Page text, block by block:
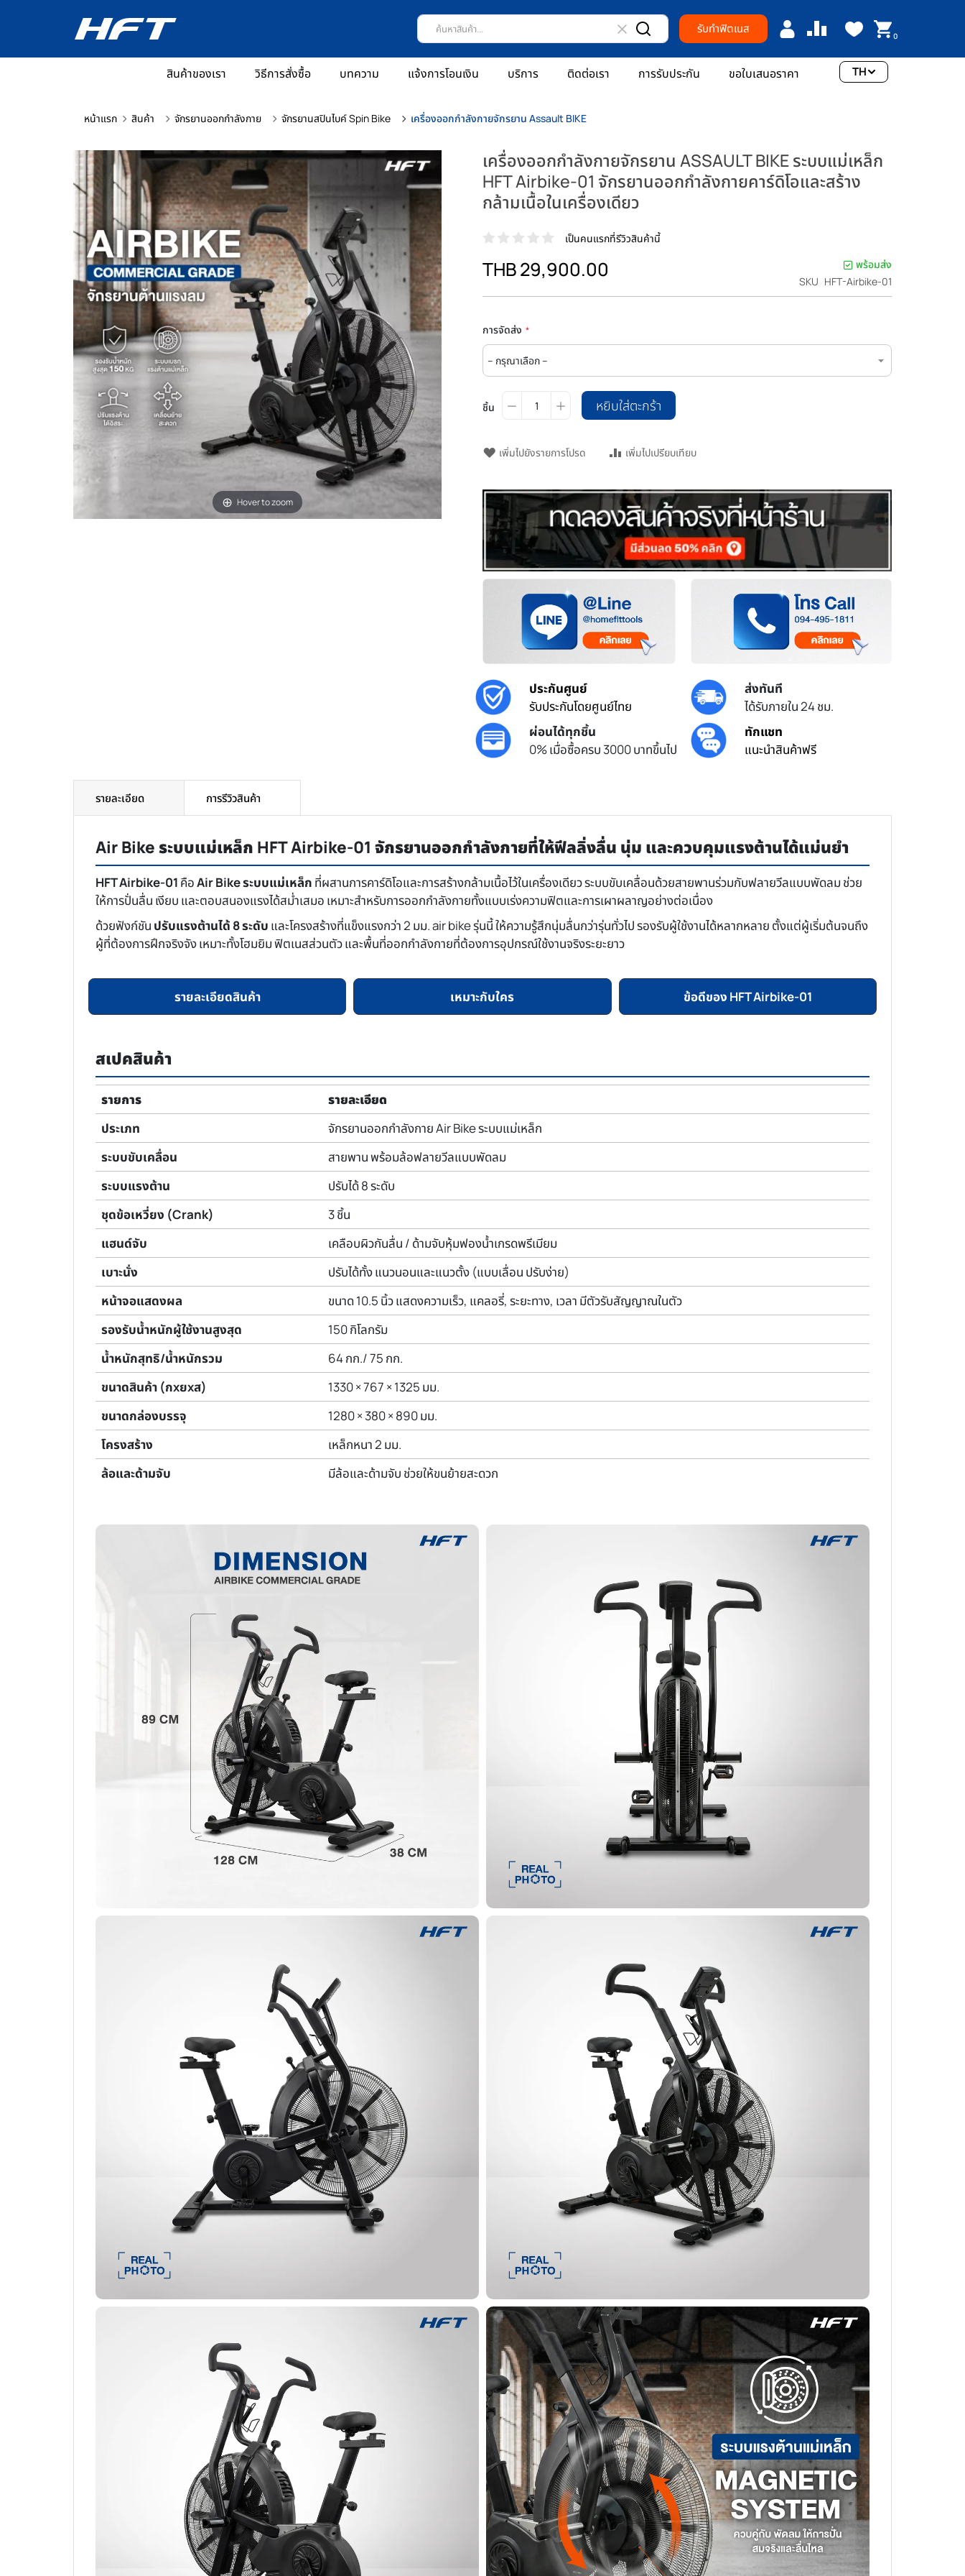
รับทำฟิตเนส 0
สินค้าของเรา วิธีการสั่งซื้อ บทความ แจ้งการโอนเงิน บริการ ติดต่อเรา การรับประกัน ขอใบเสนอราคา TH
หน้าแรก สินค้า จักรยานออกกำลังกาย จักรยานสปินไบค์ Spin Bike เครื่องออกกำลังกายจักรยาน Assault BIKE
Hover to zoom
เครื่องออกกำลังกายจักรยาน ASSAULT BIKE ระบบแม่เหล็ก
HFT Airbike-01 จักรยานออกกำลังกายคาร์ดิโอและสร้าง
กล้ามเนื้อในเครื่องเดียว
เป็นคนแรกที่รีวิวสินค้านี้
THB 29,900.00
พร้อมส่ง
SKU HFT-Airbike-01
การจัดส่ง
ชิ้น หยิบใส่ตะกร้า
เพิ่มไปยังรายการโปรด เพิ่มไปเปรียบเทียบ
ประกันศูนย์
รับประกันโดยศูนย์ไทย
ส่งทันที
ได้รับภายใน 24 ชม.
ผ่อนได้ทุกชิ้น
0% เมื่อซื้อครบ 3000 บาทขึ้นไป
ทักแชท
แนะนำสินค้าฟรี
รายละเอียด
Air Bike ระบบแม่เหล็ก HFT Airbike-01 จักรยานออกกำลังกายที่ให้ฟีลลิ่งลื่น นุ่ม และควบคุมแรงต้านได้แม่นยำ
HFT Airbike-01 คือAir Bike ระบบแม่เหล็ก ที่ผสานการคาร์ดิโอและการสร้างกล้ามเนื้อไว้ในเครื่องเดียว ระบบขับเคลื่อนด้วยสายพานร่วมกับฟลายวีลแบบพัดลม ช่วย
ให้การปั่นลื่น เงียบ และตอบสนองแรงได้สม่ำเสมอ เหมาะสำหรับการออกกำลังกายทั้งแบบเร่งความฟิตและการเผาผลาญอย่างต่อเนื่อง
ด้วยฟังก์ชัน ปรับแรงต้านได้ 8 ระดับ และโครงสร้างที่แข็งแรงกว่า 2 มม. air bike รุ่นนี้ ให้ความรู้สึกนุ่มลื่นกว่ารุ่นทั่วไป รองรับผู้ใช้งานได้หลากหลาย ตั้งแต่ผู้เริ่มต้นจนถึง
ผู้ที่ต้องการฝึกจริงจัง เหมาะทั้งโฮมยิม ฟิตเนสส่วนตัว และพื้นที่ออกกำลังกายที่ต้องการอุปกรณ์ใช้งานจริงระยะยาว
รายละเอียดสินค้า เหมาะกับใคร ข้อดีของ HFT Airbike-01
สเปคสินค้า
รายการ
รายละเอียด
ประเภท
จักรยานออกกำลังกาย Air Bike ระบบแม่เหล็ก
ระบบขับเคลื่อน
สายพาน พร้อมล้อฟลายวีลแบบพัดลม
ระบบแรงต้าน
ปรับได้ 8 ระดับ
ชุดข้อเหวี่ยง (Crank)
3 ชิ้น
แฮนด์จับ
เคลือบผิวกันลื่น / ด้ามจับหุ้มฟองน้ำเกรดพรีเมียม
เบาะนั่ง
ปรับได้ทั้ง แนวนอนและแนวตั้ง (แบบเลื่อน ปรับง่าย)
หน้าจอแสดงผล
ขนาด 10.5 นิ้ว แสดงความเร็ว, แคลอรี่, ระยะทาง, เวลา มีตัวรับสัญญาณในตัว
รองรับน้ำหนักผู้ใช้งานสูงสุด
150 กิโลกรัม
น้ำหนักสุทธิ/น้ำหนักรวม
64 กก./ 75 กก.
ขนาดสินค้า (กxยxส)
1330 × 767 × 1325 มม.
ขนาดกล่องบรรจุ
1280 × 380 × 890 มม.
โครงสร้าง
เหล็กหนา 2 มม.
ล้อและด้ามจับ
มีล้อและด้ามจับ ช่วยให้ขนย้ายสะดวก
การรีวิวสินค้า